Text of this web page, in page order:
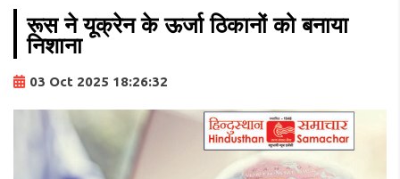
रूस ने यूक्रेन के ऊर्जा ठिकानों को बनाया
निशाना
03 Oct 2025 18:26:32